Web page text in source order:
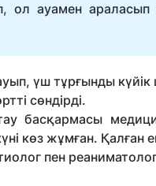
ауамен араласып
үш тұрғынды
сөндірді.
басқармасы
көз жұмған. Қалған
пен